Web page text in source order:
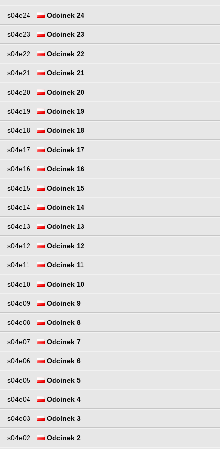
s04e24 Odcinek 24
s04e23 Odcinek 23
s04e22 Odcinek 22
s04e21 Odcinek 21
s04e20 Odcinek 20
s04e19 Odcinek 19
s04e18 Odcinek 18
s04e17 Odcinek 17
s04e16 Odcinek 16
s04e15 Odcinek 15
s04e14 Odcinek 14
s04e13 Odcinek 13
s04e12 Odcinek 12
s04e11 Odcinek 11
s04e10 Odcinek 10
s04e09 Odcinek 9
s04e08 Odcinek 8
s04e07 Odcinek 7
s04e06 Odcinek 6
s04e05 Odcinek 5
s04e04 Odcinek 4
s04e03 Odcinek 3
s04e02 Odcinek 2